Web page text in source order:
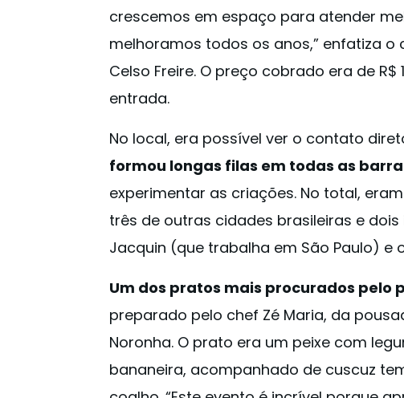
crescemos em espaço para atender
melhoramos todos os anos,” enfatiza
Celso Freire. O preço cobrado era de R$
entrada.
No local, era possível ver o contato
formou longas filas em todas as
experimentar as criações. No total, eram
três de outras cidades brasileiras e
Jacquin (que trabalha em São Paulo) e
Um dos pratos mais procurados pelo
preparado pelo chef Zé Maria, da
Noronha. O prato era um peixe com
bananeira, acompanhado de cuscuz